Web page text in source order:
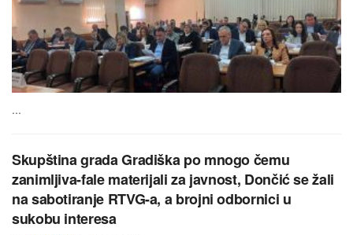
...
Skupština grada Gradiška po mnogo čemu
zanimljiva-fale materijali za javnost, Dončić se žali
na sabotiranje RTVG-a, a brojni odbornici u
sukobu interesa